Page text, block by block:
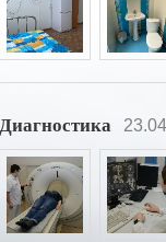
Диагностика